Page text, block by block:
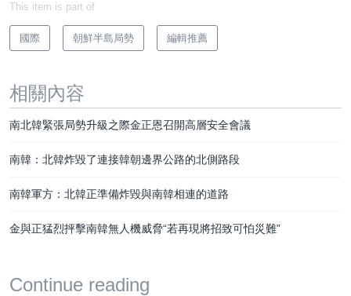
This item is part of
國際 朝鮮半島局勢 編輯推薦
相關內容
南北韓緊張局勢升級之際金正恩召開高層安全會議
南韓：北韓炸毀了連接韓朝邊界公路的北側路段
南韓軍方：北韓正準備炸毀與南韓相連的道路
金與正猛烈抨擊南韓無人機威脅“若再現將招致可怕災難”
Continue reading